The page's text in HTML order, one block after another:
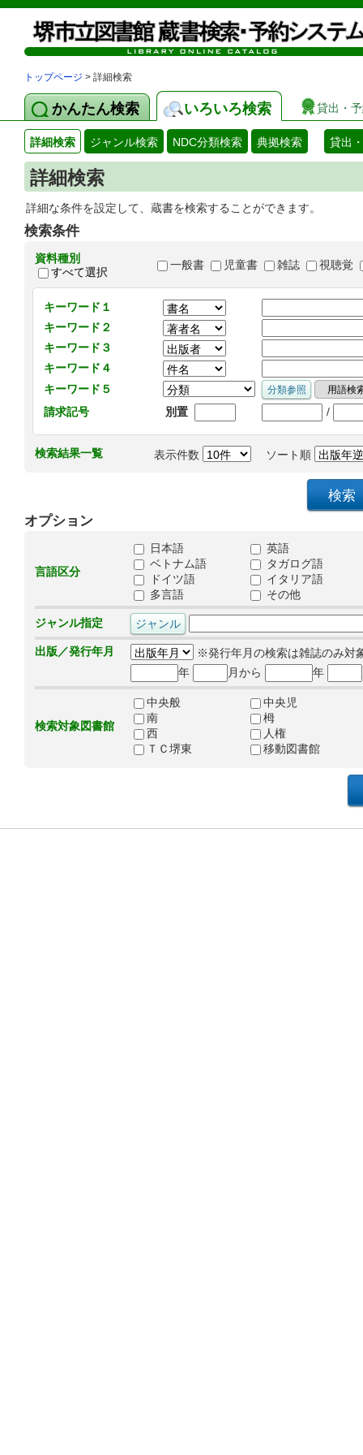
トップページ > 詳細検索
かんたん検索 いろいろ検索 貸出・
詳細検索 ジャンル検索 NDC分類検索 典拠検索 貸出
詳細検索
詳細な条件を設定して、蔵書を検索することができます。
検索条件
資料種別
すべて選択
一般書 児童書 雑誌 視聴覚
キーワード１
キーワード２
キーワード３
キーワード４
キーワード５
請求記号
別置 /
検索結果一覧 表示件数 ソート順
オプション
言語区分
日本語
英語
ベトナム語
タガログ語
ドイツ語
イタリア語
多言語
その他
ジャンル指定
出版／発行年月
※発行年月の検索は雑誌のみ対
年
月から 年
検索対象図書館
中央般
中央児
南
栂
西
人権
ＴＣ堺東
移動図書館